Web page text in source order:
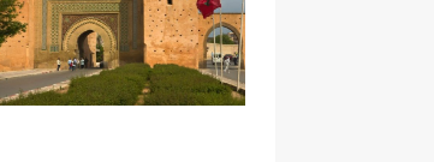
2026